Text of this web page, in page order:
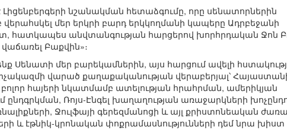
նշանակման հետաձգումը, որը սենատորներին
վերահսկել մեր երկրի բարդ երկկողմանի կապերը Ադրբեջանի
հատկապես անվտանգության հարցերով խորհրդական Ջոն
Բաքվին»։
Սենատի մեր բարեկամներին, այս հարցում ավելի
վարած քաղաքականության վերաբերյալ՝
հայերի նկատմամբ ատելության հրահրման, ամերիկյան
Ռոյս-Էնգել խաղաղության առաջարկների
Ջուլֆայի գերեզմանոցի և այլ քրիստոնեական
և էթնիկ-կրոնական փոքրամասնությունների դեմ նրա խիստ